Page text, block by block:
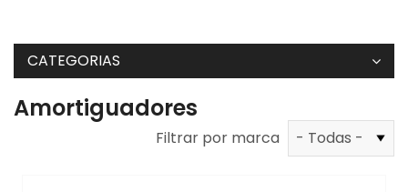
CATEGORIAS
Amortiguadores
Filtrar por marca